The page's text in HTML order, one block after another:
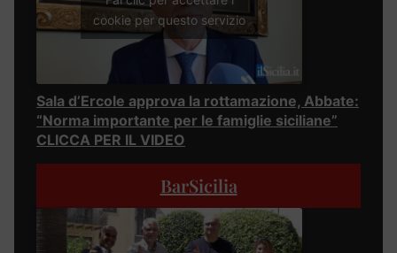
cookie per questo servizio
Sala d’Ercole approva la rottamazione, Abbate:
“Norma importante per le famiglie siciliane”
CLICCA PER IL VIDEO
BarSicilia